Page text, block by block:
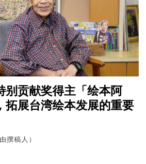
别贡献奖得主「绘本阿
拓展台湾绘本发展的重要
撰稿人）